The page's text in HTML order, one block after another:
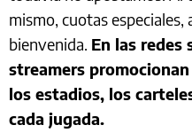
mismo, cuotas
bienvenida. En las redes
streamers
los estadios, los
cada jugada.